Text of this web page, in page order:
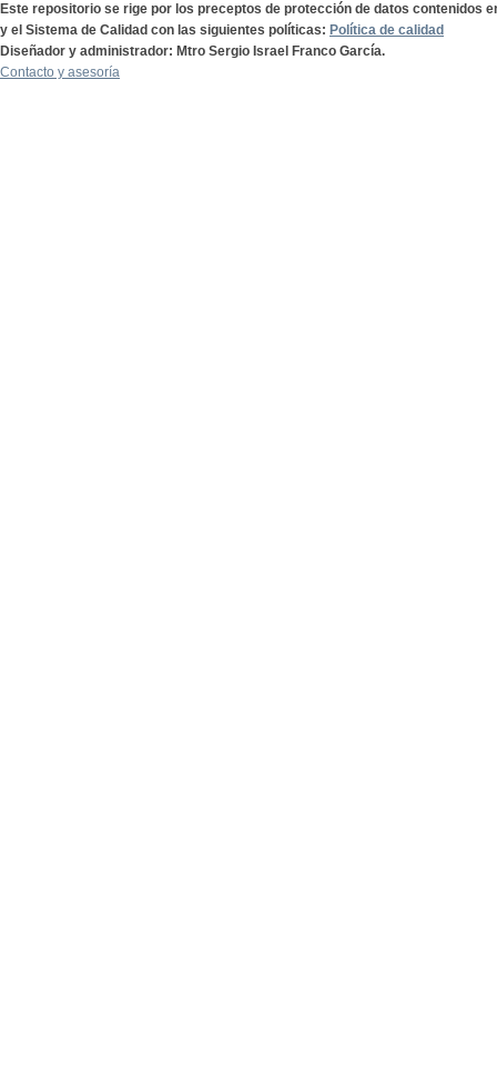
Este repositorio se rige por los preceptos de protección de datos contenidos
y el Sistema de Calidad con las siguientes políticas: Política de calidad
Diseñador y administrador: Mtro Sergio Israel Franco García.
Contacto y asesoría